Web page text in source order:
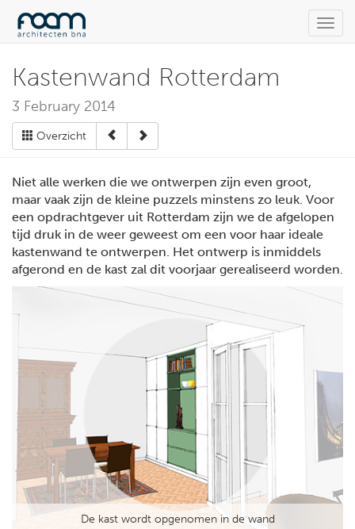
Kastenwand Rotterdam
3 February 2014
Overzicht
Niet alle werken die we ontwerpen zijn even groot,
maar vaak zijn de kleine puzzels minstens zo leuk. Voor
een opdrachtgever uit Rotterdam zijn we de afgelopen
tijd druk in de weer geweest om een voor haar ideale
kastenwand te ontwerpen. Het ontwerp is inmiddels
afgerond en de kast zal dit voorjaar gerealiseerd worden.
De kast wordt opgenomen in de wand